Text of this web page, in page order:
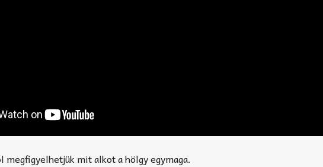
megfigyelhetjük mit alkot a hölgy egymaga.